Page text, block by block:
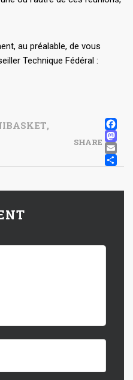
au préalable, de vous
Technique Fédéral :
,
SHARE